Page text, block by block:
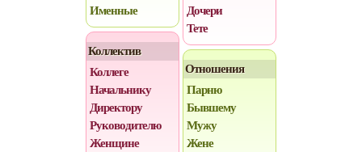
Именные
Коллектив
Коллеге
Начальнику
Директору
Руководителю
Женщине
Дочери
Тете
Отношения
Парню
Бывшему
Мужу
Жене